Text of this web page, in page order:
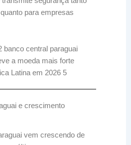
para empresas
a moeda mais forte
Latina em 2026 5
e crescimento
vem crescendo de